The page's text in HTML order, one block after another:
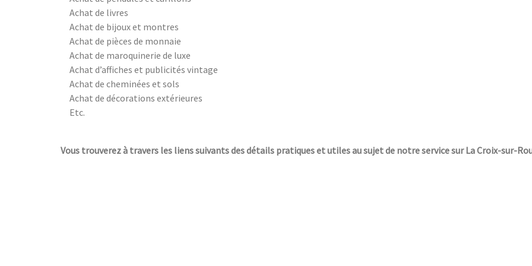
Achat de livres
Achat de bijoux et montres
Achat de pièces de monnaie
Achat de maroquinerie de luxe
Achat d’affiches et publicités vintage
Achat de cheminées et sols
Achat de décorations extérieures
Etc.
Vous trouverez à travers les liens suivants des détails pratiques et utiles au sujet de notre service sur La Croix-sur-